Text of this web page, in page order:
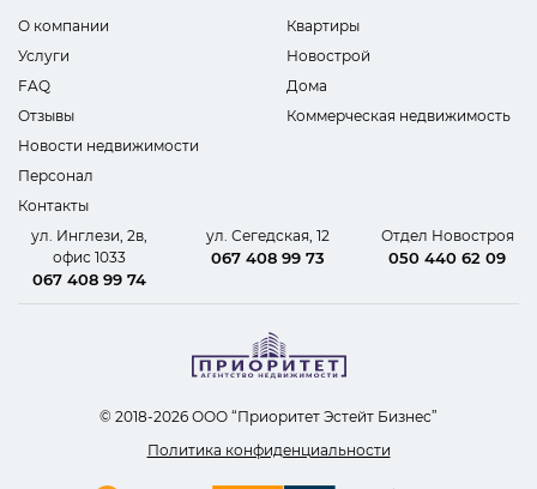
О компании
Услуги
FAQ
Отзывы
Новости недвижимости
Персонал
Контакты
Квартиры
Новострой
Дома
Коммерческая недвижимость
ул. Инглези, 2в,
офис 1033
067 408 99 74
ул. Сегедская, 12
067 408 99 73
Отдел Новостроя
050 440 62 09
© 2018-2026 ООО “Приоритет Эстейт Бизнес”
Политика конфиденциальности